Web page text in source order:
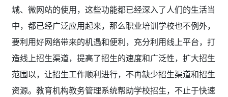
城、微网站的使用，这些功能都已经深入了人们的生活当
中，都已经广泛应用起来，那么职业培训学校也不例外，
要利用好网络带来的机遇和便利，充分利用线上平台，打
造线上招生渠道，提高了招生的速度和广泛性，扩大招生
范围以，让招生工作顺利进行，不再缺少招生渠道和招生
资源。教育机构教务管理系统帮助学校招生，不止于快速